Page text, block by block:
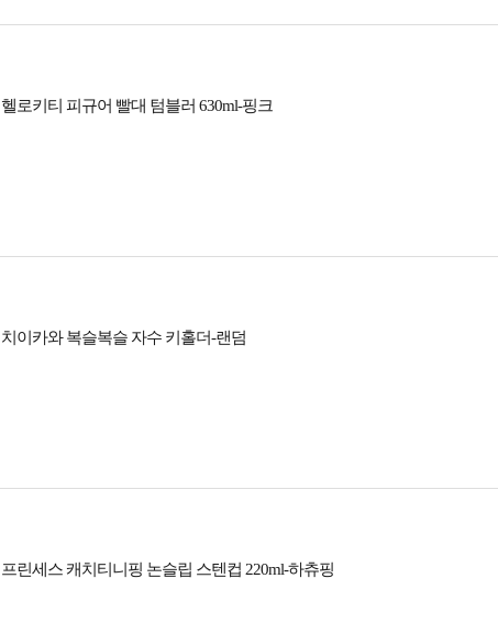
헬로키티 피규어 빨대 텀블러 630ml-핑크
치이카와 복슬복슬 자수 키홀더-랜덤
프린세스 캐치티니핑 논슬립 스텐컵 220ml-하츄핑